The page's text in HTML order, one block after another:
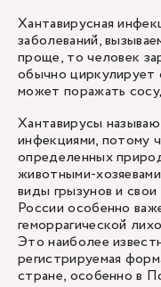
Хантавирусная
заболеваний,
проще, то человек
обычно циркулирует
может поражать
Хантавирусы
инфекциями, потому
определенных
животными-
виды грызунов и
России особенно
геморрагической
Это наиболее
регистрируемая
стране, особенно в